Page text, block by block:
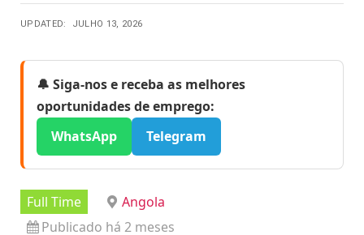
UPDATED: JULHO 13, 2026
🔔 Siga-nos e receba as melhores
oportunidades de emprego:
WhatsApp
Telegram
Full Time
Angola
Publicado há 2 meses